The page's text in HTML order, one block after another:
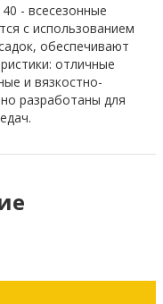
- всесезонные
с использованием
обеспечивают
отличные
и вязкостно-
разработаны для